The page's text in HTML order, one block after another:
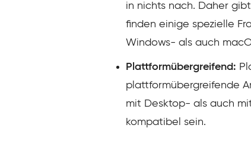
in nichts nach. Daher
finden einige spezielle
Windows- als auch
Plattformübergreifend:
plattformübergreifende
mit Desktop- als auch
kompatibel sein.